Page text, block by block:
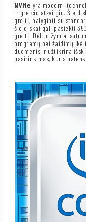
NVMe yra moderni
ir greičio atžvilgiu. Šie
greitį, palyginti su
šie diskai gali pasiekti
greitį. Dėl to žymiai
programų bei žaidimų
duomenis ir užtikrina
pasirinkimas, kuris